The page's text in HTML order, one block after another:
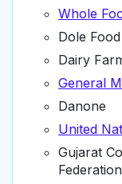
Whole
Dole
Dairy
General
Danone
United
Gujarat